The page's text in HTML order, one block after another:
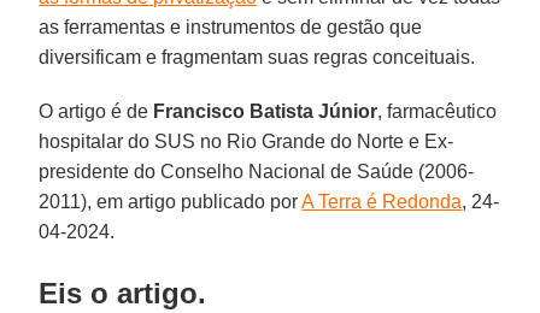
as ferramentas e instrumentos de gestão que
diversificam e fragmentam suas regras conceituais.
O artigo é de Francisco Batista Júnior, farmacêutico
hospitalar do SUS no Rio Grande do Norte e Ex-
presidente do Conselho Nacional de Saúde (2006-
2011), em artigo publicado porA Terra é Redonda, 24-
04-2024.
Eis o artigo.